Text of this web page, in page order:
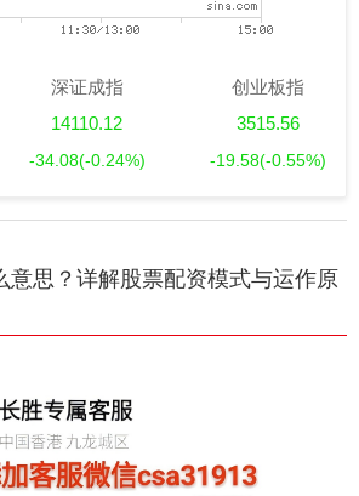
深证成指
14110.12
-34.08(-0.24%)
创业板指
3515.56
-19.58(-0.55%)
意思？详解股票配资模式与运作原